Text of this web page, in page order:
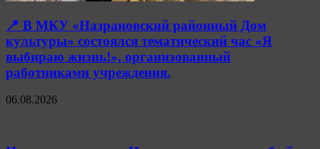
📍 В МКУ «Назрановский районный Дом
культуры» состоялся тематический час «Я
выбираю жизнь!», организованный
работниками учреждения.
06.08.2026